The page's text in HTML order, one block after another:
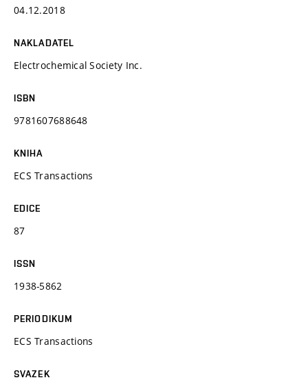
04.12.2018
NAKLADATEL
Electrochemical Society Inc.
ISBN
9781607688648
KNIHA
ECS Transactions
EDICE
87
ISSN
1938-5862
PERIODIKUM
ECS Transactions
SVAZEK